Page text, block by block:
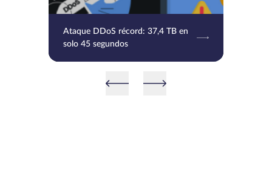
Ataque DDoS récord: 37,4 TB en
solo 45 segundos